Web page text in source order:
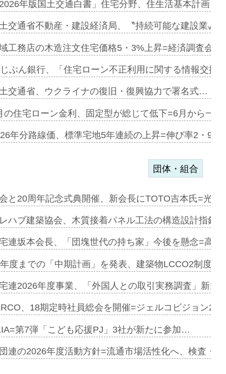
譲展開=平…
益に…
組織=支援…
5%の安…
サー契約…
起用…
ミーレキ…
年版国土交通白書」住宅分野、住生活基本計画を
交通省不動産・建設経済局、〝持続可能な建設業〟
工務店の木造注文住宅価格5・3%上昇=経済調査会
ぶん銀行、「住宅ローン不正利用に関する情報交換
交通省、ウクライナの復旧・復興協力で署名式…
の住宅ローン金利、固定型が総じて低下=6月から一
年分路線価、標準宅地5年連続の上昇=伸び率2・
を提案=P…
ンビ…
加=リンナ…
見込む=…
開始=三協…
団体・組合
と20周年記念式典開催、新会長にTOTO吉本氏=光
ハブ建築協会、木質接着パネル工法の構造設計指針
連坂本会長、「団塊世代の持ち家」今後を懸念=高
度までの「中期計画」を発表、建築物LCCO2制度
連2026年度事業、「外国人との取引実務調査」新規
、18期定時社員総会を開催=ジェルコビジョン
第7弾「こども応援PJ」3社が新たに参加…
連の2026年度活動方針=流通市場活性化へ、検査・